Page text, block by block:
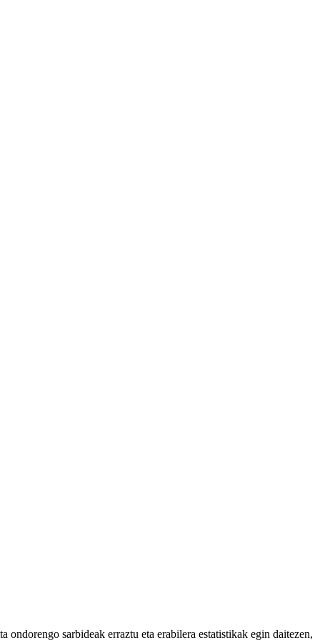
sarbideak erraztu eta erabilera estatistikak egin daitezen,